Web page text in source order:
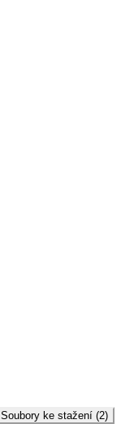
Soubory ke stažení (2)